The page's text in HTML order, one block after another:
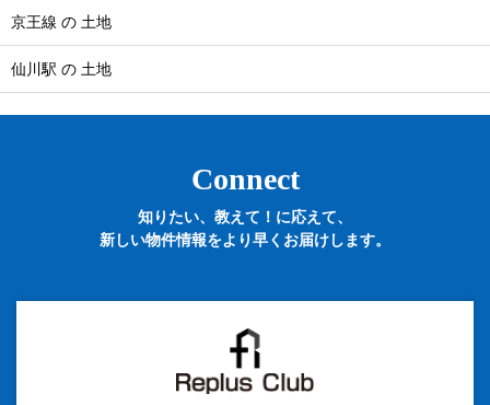
京王線 の 土地
仙川駅 の 土地
Connect
知りたい、教えて！に応えて、
新しい物件情報をより早くお届けします。